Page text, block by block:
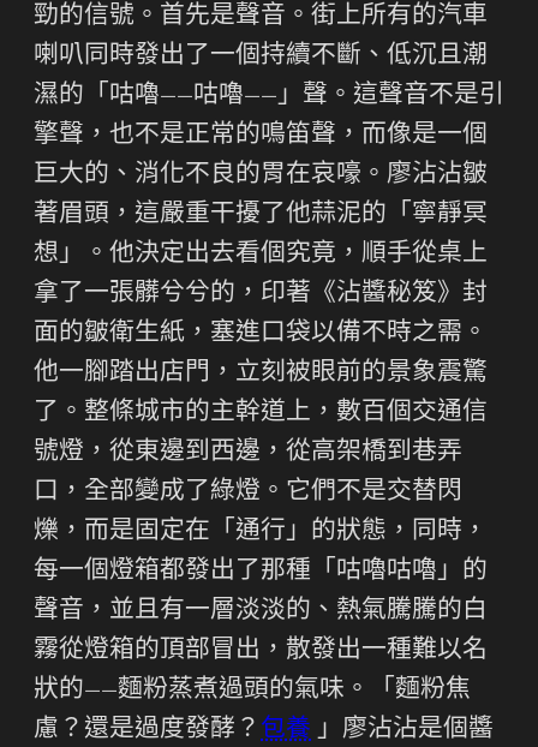
勁的信號。首先是聲音。街上所有的汽車
喇叭同時發出了一個持續不斷、低沉且潮
濕的「咕嚕——咕嚕——」聲。這聲音不是引
擎聲，也不是正常的鳴笛聲，而像是一個
巨大的、消化不良的胃在哀嚎。廖沾沾皺
著眉頭，這嚴重干擾了他蒜泥的「寧靜冥
想」。他決定出去看個究竟，順手從桌上
拿了一張髒兮兮的，印著《沾醬秘笈》封
面的皺衛生紙，塞進口袋以備不時之需。
他一腳踏出店門，立刻被眼前的景象震驚
了。整條城市的主幹道上，數百個交通信
號燈，從東邊到西邊，從高架橋到巷弄
口，全部變成了綠燈。它們不是交替閃
爍，而是固定在「通行」的狀態，同時，
每一個燈箱都發出了那種「咕嚕咕嚕」的
聲音，並且有一層淡淡的、熱氣騰騰的白
霧從燈箱的頂部冒出，散發出一種難以名
狀的——麵粉蒸煮過頭的氣味。「麵粉焦
慮？還是過度發酵？ 包養 」廖沾沾是個醬